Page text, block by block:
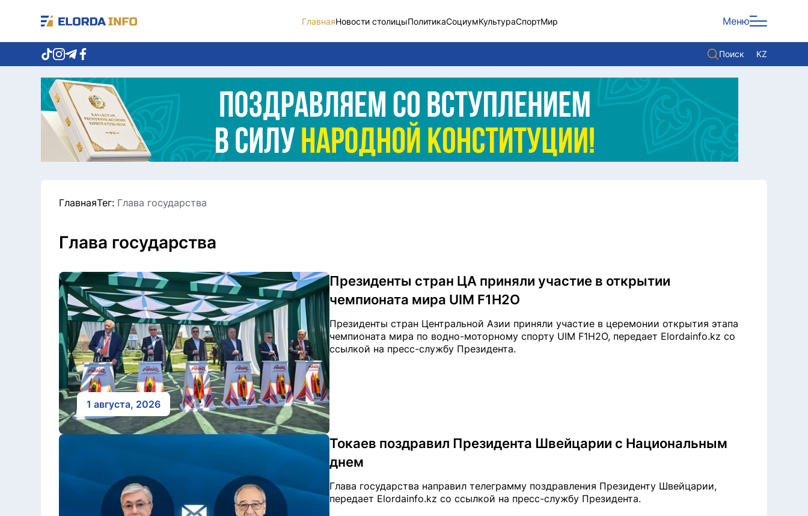
ГлавнаяНовости столицыПолитикаСоциумКультураСпортМир Меню
Поиск KZ
Новости столицы
Политика
Социум
Экономика
Спорт
Культура
ГлавнаяТег: Глава государства
Глава государства
1 августа, 2026
Президенты стран ЦА приняли участие в открытии
чемпионата мира UIM F1H2O
Президенты стран Центральной Азии приняли участие в церемонии открытия этапа
чемпионата мира по водно-моторному спорту UIM F1H2O, передает Elordainfo.kz со
ссылкой на пресс-службу Президента.
Токаев поздравил Президента Швейцарии с Национальным
днем
Глава государства направил телеграмму поздравления Президенту Швейцарии,
передает Elordainfo.kz со ссылкой на пресс-службу Президента.